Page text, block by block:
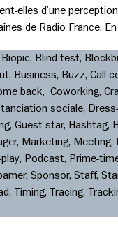
elles d’une
de Radio France.
Blind test,
Business, Buzz, Call
back, Coworking,
sociale,
Guest star, Hashtag,
Marketing,
Podcast, Prime-
Sponsor, Staff,
Timing, Tracing,